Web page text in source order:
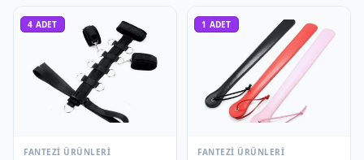
4 ADET
FANTEZI ÜRÜNLERI
1 ADET
FANTEZI ÜRÜNLERI